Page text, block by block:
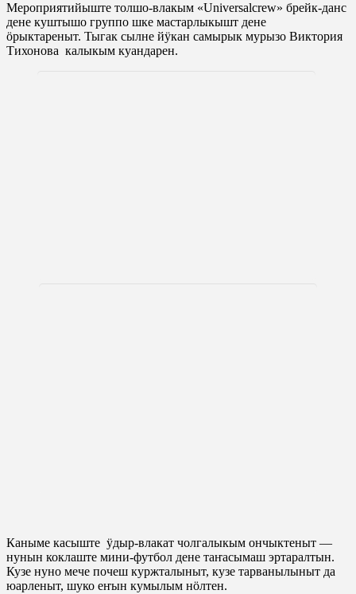
Мероприятийыште толшо-влакым «Universalcrew» брейк-данс
дене куштышо группо шке мастарлыкышт дене
ӧрыктареныт. Тыгак сылне йӱкан самырык мурызо Виктория
Тихонова калыкым куандарен.
Каныме касыште ӱдыр-влакат чолгалыкым ончыктеныт —
нунын коклаште мини-футбол дене таҥасымаш эртаралтын.
Кузе нуно мече почеш куржталыныт, кузе тарванылыныт да
юарленыт, шуко еҥын кумылым нӧлтен.